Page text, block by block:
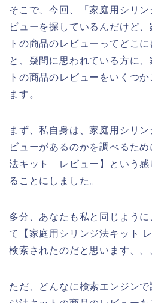
そこで、今回、「家庭用シリ
ビューを探しているんだけど
トの商品のレビューってどこに
と、疑問に思われている方に
トの商品のレビューをいくつ
ます。
まず、私自身は、家庭用シリ
ビューがあるのかを調べるた
法キット レビュー】という感
ることにしました。
多分、あなたも私と同じよう
て【家庭用シリンジ法キット
検索されたのだと思います、、
ただ、どんなに検索エンジン